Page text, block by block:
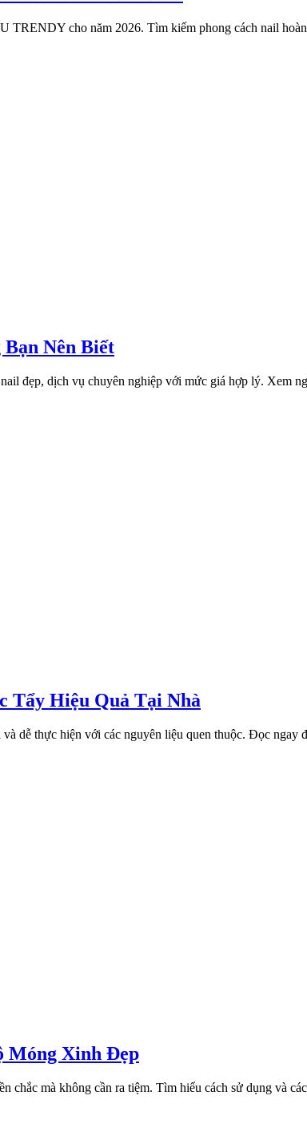
TRENDY cho năm 2026. Tìm kiếm phong cách nail
Nên Biết
đẹp, dịch vụ chuyên nghiệp với mức giá hợp lý. Xem
Tẩy Hiệu Quả Tại Nhà
dễ thực hiện với các nguyên liệu quen thuộc. Đọc ngay
Móng Xinh Đẹp
chắc mà không cần ra tiệm. Tìm hiểu cách sử dụng và